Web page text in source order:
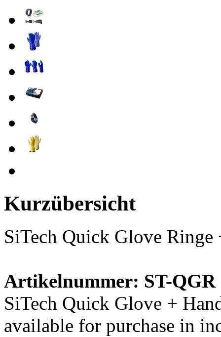
Kurzübersicht
SiTech Quick Glove
Artikelnummer: ST-QGR
SiTech Quick Glove +
available for purchase in